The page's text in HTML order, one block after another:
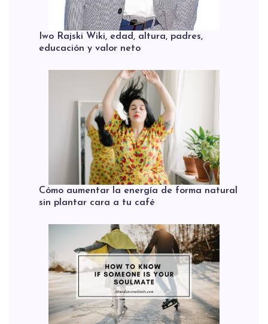
Iwo Rajski Wiki, edad, altura, padres,
educación y valor neto
Cómo aumentar la energía de forma natural
sin plantar cara a tu café